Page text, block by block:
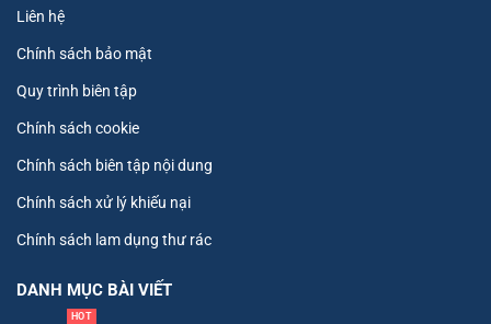
Liên hệ
Chính sách bảo mật
Quy trình biên tập
Chính sách cookie
Chính sách biên tập nội dung
Chính sách xử lý khiếu nại
Chính sách lam dụng thư rác
DANH MỤC BÀI VIẾT
HOT